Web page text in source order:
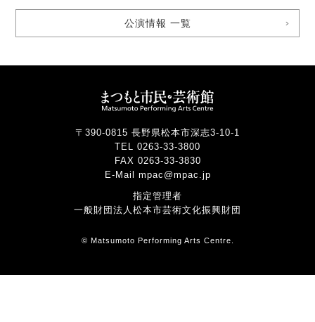
公演情報 一覧
〒390-0815 長野県松本市深志3-10-1
TEL 0263-33-3800
FAX 0263-33-3830
E-Mail mpac@mpac.jp
指定管理者
一般財団法人松本市芸術文化振興財団
© Matsumoto Performing Arts Centre.